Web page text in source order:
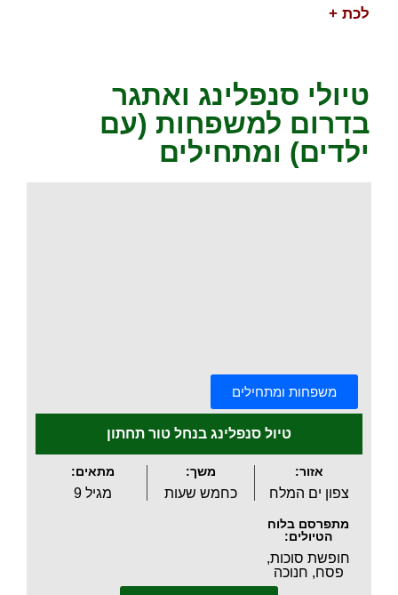
לכת +
טיולי סנפלינג ואתגר
בדרום למשפחות (עם
ילדים) ומתחילים
משפחות ומתחילים
טיול סנפלינג בנחל טור תחתון
אזור:
צפון ים המלח
משך:
כחמש שעות
מתאים:
מגיל 9
מתפרסם בלוח
הטיולים:
חופשת סוכות,
פסח, חנוכה